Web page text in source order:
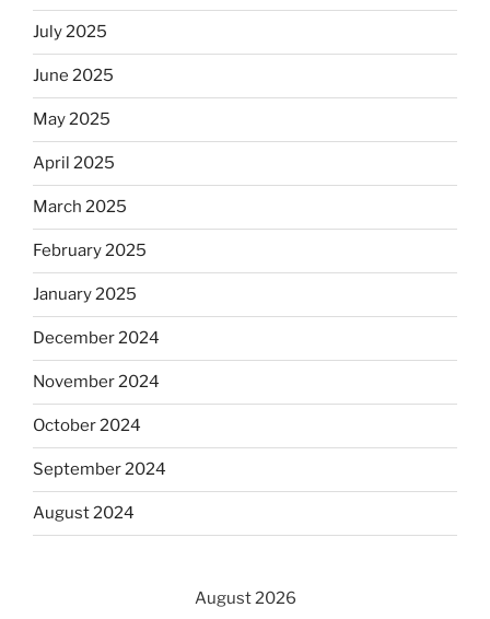
July 2025
June 2025
May 2025
April 2025
March 2025
February 2025
January 2025
December 2024
November 2024
October 2024
September 2024
August 2024
August 2026